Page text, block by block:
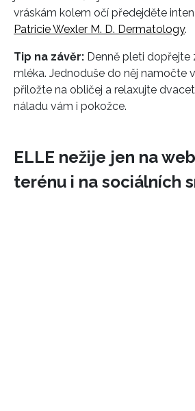
vráskám kolem očí předejděte
Patricie Wexler M. D. Dermatology.
Tip na závěr: Denně pleti dopřejte
mléka. Jednoduše do něj namočte
přiložte na obličej a relaxujte
náladu vám i pokožce.
ELLE nežije jen na
terénu i na sociálních